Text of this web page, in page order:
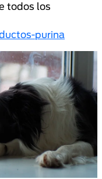
todos los
purina